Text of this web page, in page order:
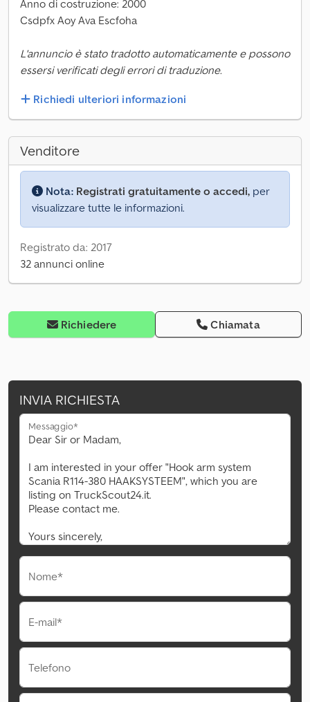
Anno di costruzione: 2000
Csdpfx Aoy Ava Escfoha
L'annuncio è stato tradotto automaticamente e possono
essersi verificati degli errori di traduzione.
Richiedi ulteriori informazioni
Venditore
Nota: Registrati gratuitamente o accedi, per
visualizzare tutte le informazioni.
Registrato da: 2017
32 annunci online
Richiedere Chiamata
INVIA RICHIESTA
Messaggio*
Nome*
E-mail*
Telefono